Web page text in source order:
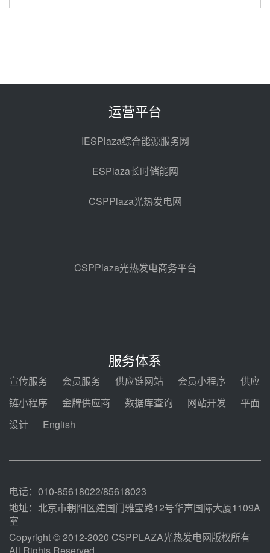
光热示范电站二列蒸汽发生器设备
热发电工程EPC总承包项目熔盐截
昊森机电中标新疆华电天山北麓基
地100MW光热发电工程EPC总承
包项目熔盐介质超声波流量计采购
前天 08-05 17:09
前天 08-05 14:48
2026-2029年熔盐介质框架协议
中能建华中试研院中标重能新疆
100MW光热项目机组调试及性能
规模化助力构建绿色低碳电力供给
运营平台
IESPlaza综合能源服务网
ESPlaza长时储能网
CSPPlaza光热发电网
CSPPlaza光热发电商务平台
服务体系
宣传服务 会员服务 供应链网站 会员小程序
供应
链小程序
金牌供应商 数据库查询 网站开发
平面
设计
English
电话：010-85618022/85618023
地址：北京市朝阳区建国门雅宝路12号华声国际大厦1109A
室
Copyright © 2012-2020 CSPPLAZA光热发电网版权所有